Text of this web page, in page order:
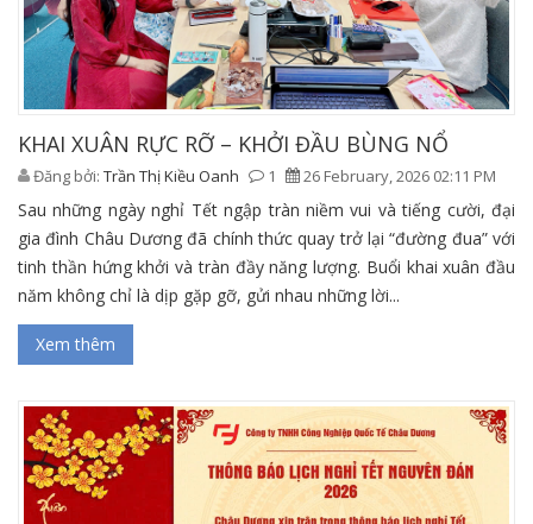
KHAI XUÂN RỰC RỠ – KHỞI ĐẦU BÙNG NỔ
Đăng bởi: Trần Thị Kiều Oanh 1 26 February, 2026 02:11 PM
Sau những ngày nghỉ Tết ngập tràn niềm vui và tiếng cười, đại
gia đình Châu Dương đã chính thức quay trở lại “đường đua” với
tinh thần hứng khởi và tràn đầy năng lượng. Buổi khai xuân đầu
năm không chỉ là dịp gặp gỡ, gửi nhau những lời...
Xem thêm